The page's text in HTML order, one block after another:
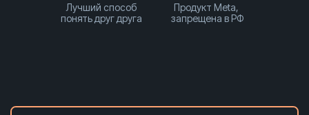
Лучший способ
понять друг друга
Продукт Meta,
запрещена в РФ